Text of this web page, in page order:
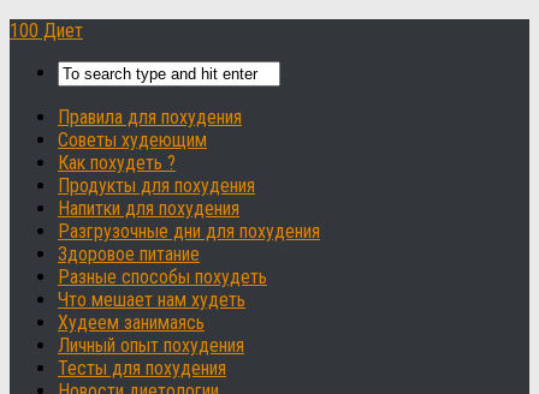
100 Диет
Правила для похудения
Советы худеющим
Как похудеть ?
Продукты для похудения
Напитки для похудения
Разгрузочные дни для похудения
Здоровое питание
Разные способы похудеть
Что мешает нам худеть
Худеем занимаясь
Личный опыт похудения
Тесты для похудения